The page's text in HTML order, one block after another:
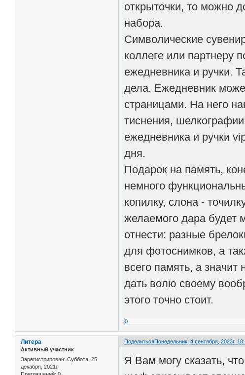
открыточки, то можно
набора.
Символические
коллеге или партнеру
ежедневника и ручки.
дела. Ежедневник
страницами. На него
тиснения,
ежедневника и ручки
дня.
Подарок на память,
немного
копилку, слона -
желаемого дара будет
отнести: разные
для фотоснимков, а
всего память, а
дать волю своему
этого точно стоит.
0
ПоделитьсяПонедельник, 4 сентября, 2023г.
Литера
Активный участник
Зарегистрирован: Суббота, 25
декабря, 2021г.
Я Вам могу сказать,